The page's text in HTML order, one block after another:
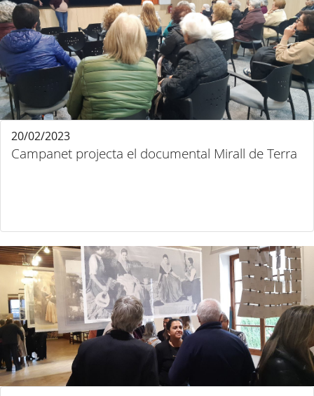
Campanet projecta el documental Mirall de Terra
20/02/2023